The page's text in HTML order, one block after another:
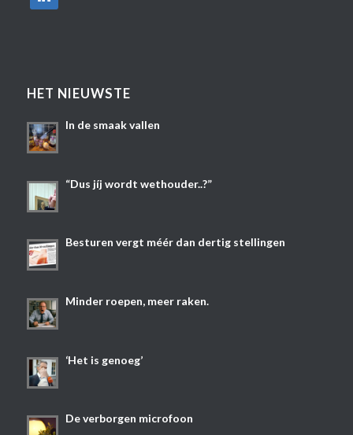
HET NIEUWSTE
In de smaak vallen
“Dus jíj wordt wethouder..?”
Besturen vergt méér dan dertig stellingen
Minder roepen, meer raken.
‘Het is genoeg’
De verborgen microfoon